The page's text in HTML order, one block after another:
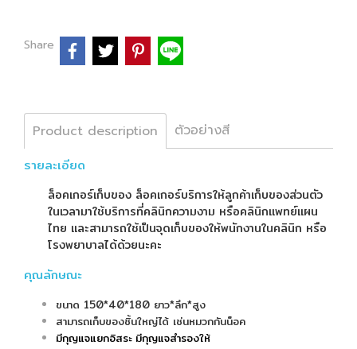
Share
Product description ตัวอย่างสี
รายละเอียด
ล็อคเกอร์เก็บของ ล็อคเกอร์บริการให้ลูกค้าเก็บของส่วนตัว
ในเวลามาใช้บริการที่คลินิกความงาม หรือคลินิกแพทย์แผน
ไทย และสามารถใช้เป็นจุดเก็บของให้พนักงานในคลินิก หรือ
โรงพยาบาลได้ด้วยนะคะ
คุณลักษณะ
ขนาด 150*40*180 ยาว*ลึก*สูง
สามารถเก็บของชิ้นใหญ่ได้ เช่นหมวกกันน็อค
มีกุญแจแยกอิสระ มีกุญแจสำรองให้